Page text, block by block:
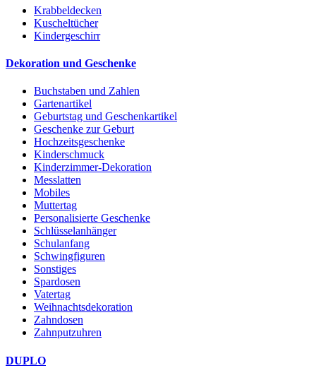
Krabbeldecken
Kuscheltücher
Kindergeschirr
Dekoration und Geschenke
Buchstaben und Zahlen
Gartenartikel
Geburtstag und Geschenkartikel
Geschenke zur Geburt
Hochzeitsgeschenke
Kinderschmuck
Kinderzimmer-Dekoration
Messlatten
Mobiles
Muttertag
Personalisierte Geschenke
Schlüsselanhänger
Schulanfang
Schwingfiguren
Sonstiges
Spardosen
Vatertag
Weihnachtsdekoration
Zahndosen
Zahnputzuhren
DUPLO